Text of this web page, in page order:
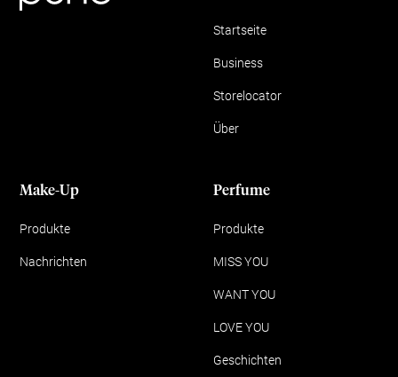
Startseite
Business
Storelocator
Über
Make-Up
Produkte
Nachrichten
Perfume
Produkte
MISS YOU
WANT YOU
LOVE YOU
Geschichten